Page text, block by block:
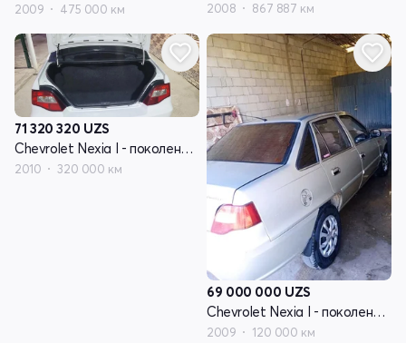
2009 475 000 км 2008 867 887 км
71 320 320 UZS
Chevrolet Nexia I - поколение рестайлинг
2010 320 000 км
69 000 000 UZS
Chevrolet Nexia I - поколение рестайлинг
2009 120 000 км